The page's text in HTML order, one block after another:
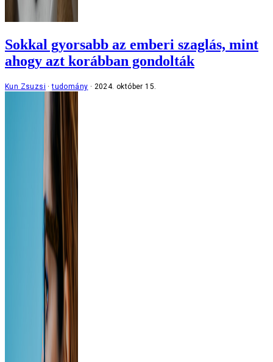
Sokkal gyorsabb az emberi szaglás, mint
ahogy azt korábban gondolták
Kun Zsuzsi tudomány 2024. október 15.